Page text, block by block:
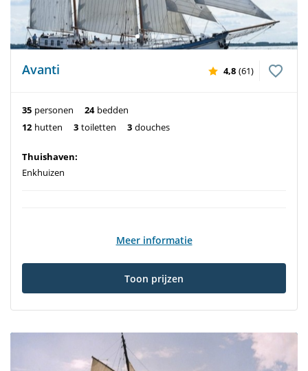
Avanti 4,8 (61)
35 personen 24 bedden
12 hutten 3 toiletten 3 douches
Thuishaven:
Enkhuizen
Meer informatie
Toon prijzen